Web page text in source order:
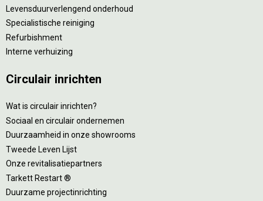
Levensduurverlengend onderhoud
Specialistische reiniging
Refurbishment
Interne verhuizing
Circulair inrichten
Wat is circulair inrichten?
Sociaal en circulair ondernemen
Duurzaamheid in onze showrooms
Tweede Leven Lijst
Onze revitalisatiepartners
Tarkett Restart ®
Duurzame projectinrichting